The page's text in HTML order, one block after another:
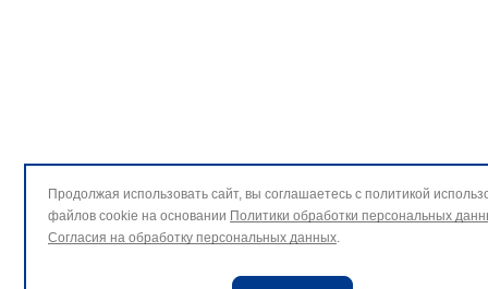
Продолжая использовать сайт, вы соглашаетесь с политикой
файлов cookie на основании Политики обработки персональных
Согласия на обработку персональных данных.